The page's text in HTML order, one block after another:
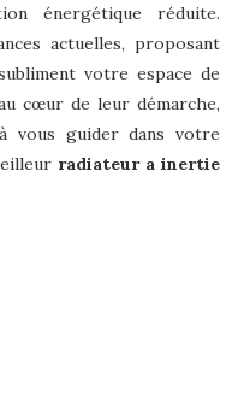
énergétique réduite.
actuelles, proposant
votre espace de
cœur de leur démarche,
vous guider dans votre
radiateur a inertie